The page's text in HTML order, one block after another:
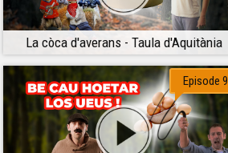
La còca d'averans - Taula d'Aquitània
Episode 9